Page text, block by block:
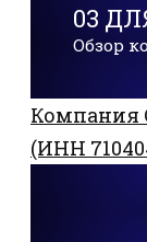
03
Обзор
Компания
(ИНН